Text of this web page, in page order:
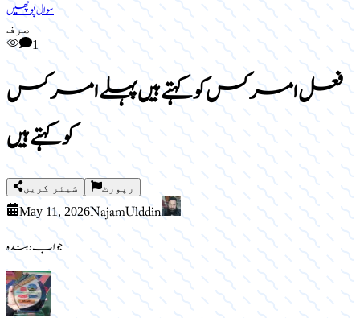
سوال پوچھیں
صرف
1
فعل امر کس کو کہتے ہیں پہلے امر کس
کو کہتے ہیں
شیئر کریں رپورٹ
May 11, 2026Najam Ulddin
جواب دہندہ